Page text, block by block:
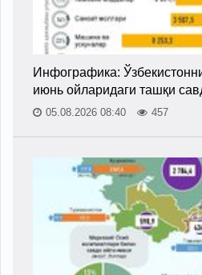
Инфографика:
июнь ойларидаги ташқи
05.08.2026 08:40 457